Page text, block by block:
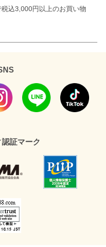
込3,000円以上のお買い物
証マーク